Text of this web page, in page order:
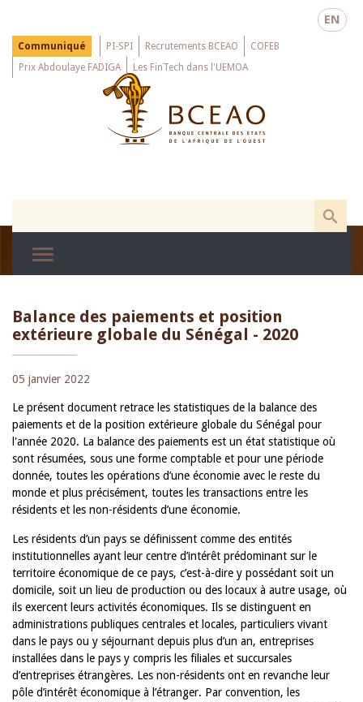
main
EN
Menu
Top
Communiqué PI-SPI Recrutements BCEAO
COFEB
Prix Abdoulaye FADIGA
Les FinTech dans l'UEMOA
Balance des paiements et position
extérieure globale du Sénégal - 2020
05 janvier 2022
Le présent document retrace les statistiques de la balance des
paiements et de la position extérieure globale du Sénégal pour
l'année 2020. La balance des paiements est un état statistique où
sont résumées, sous une forme comptable et pour une période
donnée, toutes les opérations d’une économie avec le reste du
monde et plus précisément, toutes les transactions entre les
résidents et les non-résidents d’une économie.
Les résidents d’un pays se définissent comme des entités
institutionnelles ayant leur centre d’intérêt prédominant sur le
territoire économique de ce pays, c’est-à-dire y possédant soit un
domicile, soit un lieu de production ou des locaux à autre usage, où
ils exercent leurs activités économiques. Ils se distinguent en
administrations publiques centrales et locales, particuliers vivant
dans le pays ou y séjournant depuis plus d’un an, entreprises
installées dans le pays y compris les filiales et succursales
d’entreprises étrangères. Les non-résidents ont en revanche leur
pôle d’intérêt économique à l’étranger. Par convention, les